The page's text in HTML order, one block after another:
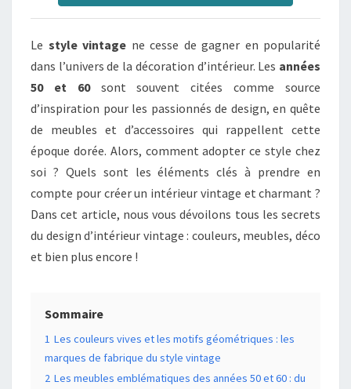
Le style vintage ne cesse de gagner en popularité
dans l’univers de la décoration d’intérieur. Les années
50 et 60sont souvent citées comme source
d’inspiration pour les passionnés de design, en quête
de meubles et d’accessoires qui rappellent cette
époque dorée. Alors, comment adopter ce style chez
soi ? Quels sont les éléments clés à prendre en
compte pour créer un intérieur vintage et charmant ?
Dans cet article, nous vous dévoilons tous les secrets
du design d’intérieur vintage : couleurs, meubles, déco
et bien plus encore !
Sommaire
1 Les couleurs vives et les motifs géométriques : les
marques de fabrique du style vintage
2 Les meubles emblématiques des années 50 et 60 : du